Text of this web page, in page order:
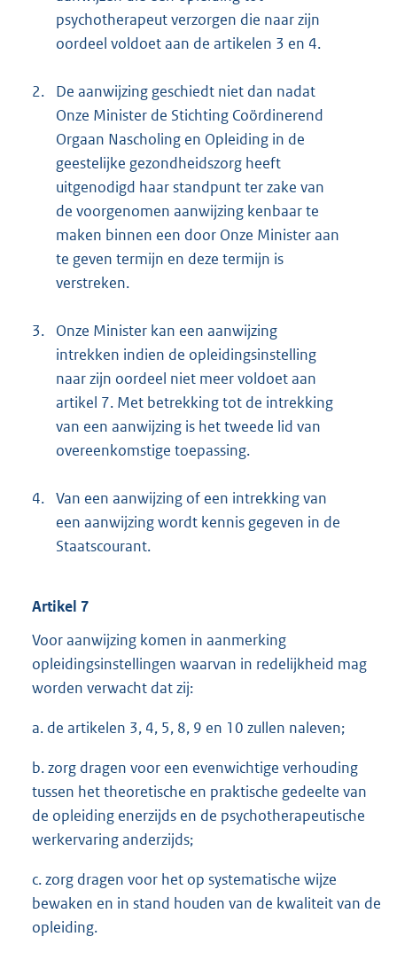
psychotherapeut verzorgen die naar zijn
oordeel voldoet aan de artikelen 3 en 4.
2.
De aanwijzing geschiedt niet dan nadat
Onze Minister de Stichting Coördinerend
Orgaan Nascholing en Opleiding in de
geestelijke gezondheidszorg heeft
uitgenodigd haar standpunt ter zake van
de voorgenomen aanwijzing kenbaar te
maken binnen een door Onze Minister aan
te geven termijn en deze termijn is
verstreken.
3.
Onze Minister kan een aanwijzing
intrekken indien de opleidingsinstelling
naar zijn oordeel niet meer voldoet aan
artikel 7. Met betrekking tot de intrekking
van een aanwijzing is het tweede lid van
overeenkomstige toepassing.
4. Van een aanwijzing of een intrekking van
een aanwijzing wordt kennis gegeven in de
Staatscourant.
Artikel 7
Voor aanwijzing komen in aanmerking
opleidingsinstellingen waarvan in redelijkheid mag
worden verwacht dat zij:
a. de artikelen 3, 4, 5, 8, 9 en 10 zullen naleven;
b. zorg dragen voor een evenwichtige verhouding
tussen het theoretische en praktische gedeelte van
de opleiding enerzijds en de psychotherapeutische
werkervaring anderzijds;
c. zorg dragen voor het op systematische wijze
bewaken en in stand houden van de kwaliteit van de
opleiding.